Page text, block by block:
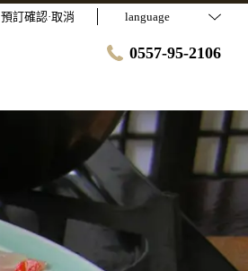
預訂確認·取消 language
0557-95-2106